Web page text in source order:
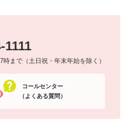
1111
まで（土日祝・年末年始を除く）
コールセンター
（よくある質問）